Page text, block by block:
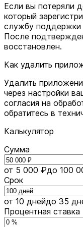
Если вы потеряли
который
службу
После
восстановлен.
Как удалить
Удалить
через настройки
согласия на
обратитесь в
Калькулятор
Сумма
от 5 000 ₽до 100
Срок
от 10 днейдо 35
Процентная ставка